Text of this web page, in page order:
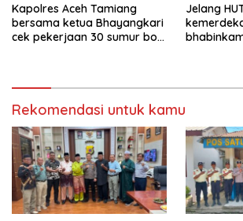
Kapolres Aceh Tamiang
bersama ketua Bhayangkari
cek pekerjaan 30 sumur bor
Jelang
Rekomendasi untuk kamu